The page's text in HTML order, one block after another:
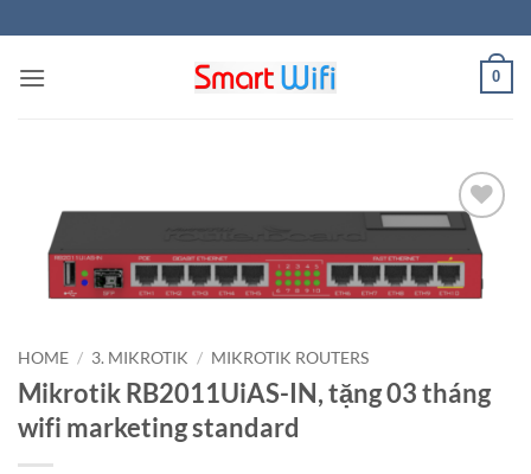
to
content
0
Add to
wishlist
HOME / 3. MIKROTIK / MIKROTIK ROUTERS
Mikrotik RB2011UiAS-IN, tặng 03 tháng
wifi marketing standard